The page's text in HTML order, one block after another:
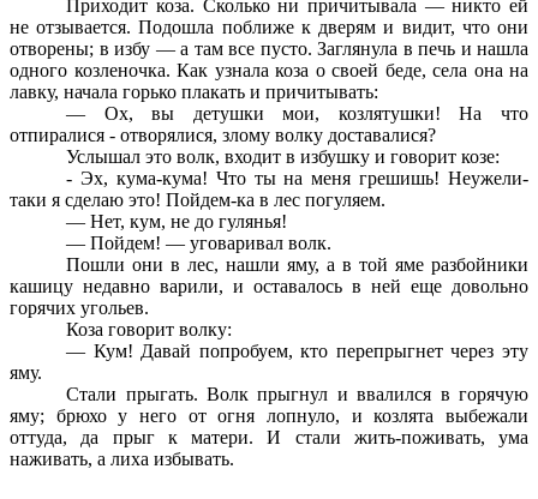
Приходит коза. Сколько ни причитывала — никто ей
не отзывается. Подошла поближе к дверям и видит, что они
отворены; в избу — а там все пусто. Заглянула в печь и нашла
одного козленочка. Как узнала коза о своей беде, села она на
лавку, начала горько плакать и причитывать:
— Ох, вы детушки мои, козлятушки! На что
отпиралися - отворялися, злому волку доставалися?
Услышал это волк, входит в избушку и говорит козе:
- Эх, кума-кума! Что ты на меня грешишь! Неужели-
таки я сделаю это! Пойдем-ка в лес погуляем.
— Нет, кум, не до гулянья!
— Пойдем! — уговаривал волк.
Пошли они в лес, нашли яму, а в той яме разбойники
кашицу недавно варили, и оставалось в ней еще довольно
горячих угольев.
Коза говорит волку:
— Кум! Давай попробуем, кто перепрыгнет через эту
яму.
Стали прыгать. Волк прыгнул и ввалился в горячую
яму; брюхо у него от огня лопнуло, и козлята выбежали
оттуда, да прыг к матери. И стали жить-поживать, ума
наживать, а лиха избывать.